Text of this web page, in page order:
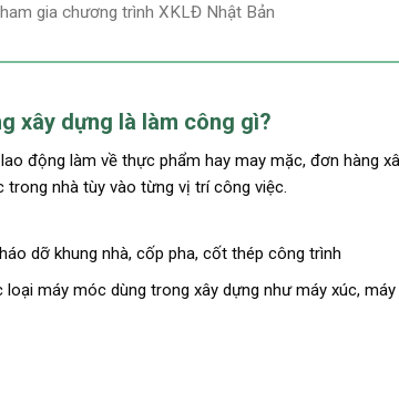
gia chương trình XKLĐ Nhật Bản
xây dựng là làm công gì?
động làm về thực phẩm hay may mặc, đơn hàng
nhà tùy vào từng vị trí công việc.
dỡ khung nhà, cốp pha, cốt thép công trình
loại máy móc dùng trong xây dựng như máy xúc,